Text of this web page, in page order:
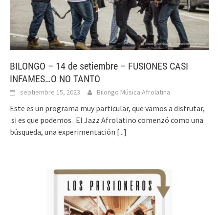
BILONGO – 14 de setiembre – FUSIONES CASI
INFAMES…O NO TANTO
septiembre 15, 2023 Bilongo Música Afrolatina
Este es un programa muy particular, que vamos a disfrutar,
si es que podemos. El Jazz Afrolatino comenzó como una
búsqueda, una experimentación [...]